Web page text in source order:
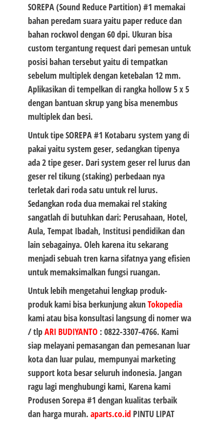
SOREPA (Sound Reduce Partition) #1 memakai
bahan peredam suara yaitu paper reduce dan
bahan rockwol dengan 60 dpi. Ukuran bisa
custom tergantung request dari pemesan untuk
posisi bahan tersebut yaitu di tempatkan
sebelum multiplek dengan ketebalan 12 mm.
Aplikasikan di tempelkan di rangka hollow 5 x 5
dengan bantuan skrup yang bisa menembus
multiplek dan besi.
Untuk tipeSOREPA #1 Kotabarusystem yang di
pakai yaitu system geser, sedangkan tipenya
ada 2 tipe geser. Dari system geser rel lurus dan
geser rel tikung (staking) perbedaan nya
terletak dari roda satu untuk rel lurus.
Sedangkan roda dua memakai rel staking
sangatlah di butuhkan dari: Perusahaan, Hotel,
Aula, Tempat Ibadah, Institusi pendidikan dan
lain sebagainya. Oleh karena itu sekarang
menjadi sebuah tren karna sifatnya yang efisien
untuk memaksimalkan fungsi ruangan.
Untuk lebih mengetahui lengkap produk-
produk kami bisa berkunjung akunTokopedia
kami atau bisa konsultasi langsung di nomer wa
/ tlpARI BUDIYANTO : 0822-3307-4766. Kami
siap melayani pemasangan dan pemesanan luar
kota dan luar pulau, mempunyai marketing
support kota besar seluruh indonesia. Jangan
ragu lagi menghubungi kami, Karena kami
ProdusenSorepa #1 dengan kualitas terbaik
dan harga murah. aparts.co.id PINTU LIPAT